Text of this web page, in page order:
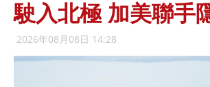
駛入北極 加美聯手
2026年08月08日 14:28